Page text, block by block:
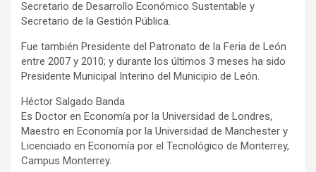
Secretario de Desarrollo Económico Sustentable y
Secretario de la Gestión Pública.
Fue también Presidente del Patronato de la Feria de León
entre 2007 y 2010; y durante los últimos 3 meses ha sido
Presidente Municipal Interino del Municipio de León.
Héctor Salgado Banda
Es Doctor en Economía por la Universidad de Londres,
Maestro en Economía por la Universidad de Manchester y
Licenciado en Economía por el Tecnológico de Monterrey,
Campus Monterrey.